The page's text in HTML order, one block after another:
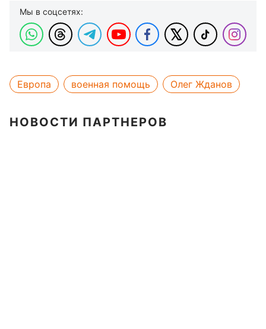
Мы в соцсетях:
Европа военная помощь Олег Жданов
НОВОСТИ ПАРТНЕРОВ